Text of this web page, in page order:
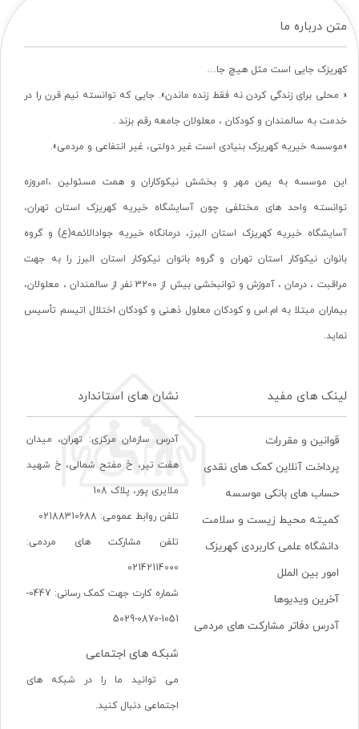
متن درباره ما
کهریزک جایی است مثل هیچ جا…
« محلی برای زندگی کردن نه فقط زنده ماندن». جایی که توانسته نیم قرن را در
خدمت به سالمندان و کودکان ، معلولان جامعه رقم بزند .
«موسسه خیریه کهریزک بنیادی است غیر دولتی، غیر انتفاعی و مردمی».
این موسسه به یمن مهر و بخشش نیکوکاران و همت مسئولین ،امروزه
توانسته واحد های مختلفی چون آسایشگاه خیریه کهریزک استان تهران،
آسایشگاه خیریه کهریزک استان البرز، درمانگاه خیریه جوادالائمه(ع) و گروه
بانوان نیکوکار استان تهران و گروه بانوان نیکوکار استان البرز را به جهت
مراقبت ، درمان ، آموزش و توانبخشی بیش از 3200 نفر از سالمندان ، معلولان،
بیماران مبتلا به ام.اس و کودکان معلول ذهنی و کودکان اختلال اتیسم تأسیس
نماید.
لینک های مفید
قوانین و مقررات
پرداخت آنلاین کمک های نقدی
حساب های بانکی موسسه
کمیته محیط زیست و سلامت
دانشگاه علمی کاربردی کهریزک
امور بین الملل
آخرین ویدیوها
آدرس دفاتر مشارکت های مردمی
نشان های استاندارد
آدرس سازمان مرکزی: تهران، ميدان
هفت تير، خ مفتح شمالی، خ شهيد
ملايری پور، پلاک 108
تلفن روابط عمومی: 02188310688
تلفن مشارکت های مردمی:
02142114000
شماره کارت جهت کمک رسانی: 0447-
1051-0870-5029
شبکه های اجتماعی
می توانید ما را در شبکه های
اجتماعی دنبال کنید.